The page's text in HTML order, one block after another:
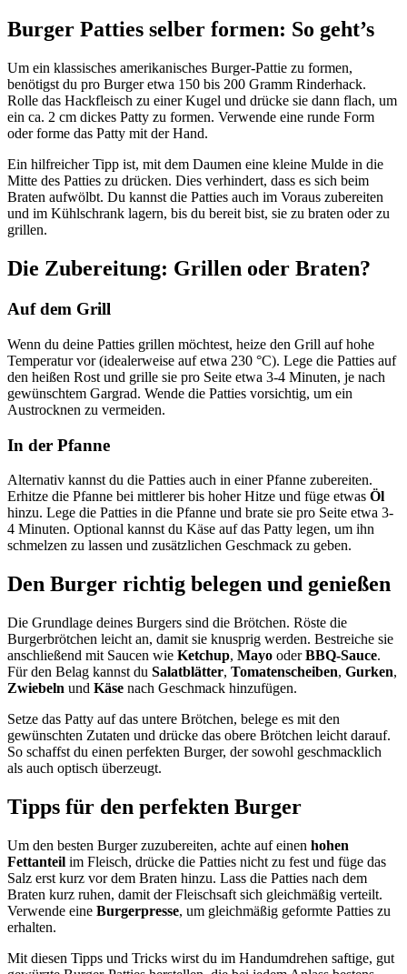
Burger Patties selber formen: So geht’s
Um ein klassisches amerikanisches Burger-Pattie zu formen,
benötigst du pro Burger etwa 150 bis 200 Gramm Rinderhack.
Rolle das Hackfleisch zu einer Kugel und drücke sie dann flach, um
ein ca. 2 cm dickes Patty zu formen. Verwende eine runde Form
oder forme das Patty mit der Hand.
Ein hilfreicher Tipp ist, mit dem Daumen eine kleine Mulde in die
Mitte des Patties zu drücken. Dies verhindert, dass es sich beim
Braten aufwölbt. Du kannst die Patties auch im Voraus zubereiten
und im Kühlschrank lagern, bis du bereit bist, sie zu braten oder zu
grillen.
Die Zubereitung: Grillen oder Braten?
Auf dem Grill
Wenn du deine Patties grillen möchtest, heize den Grill auf hohe
Temperatur vor (idealerweise auf etwa 230 °C). Lege die Patties auf
den heißen Rost und grille sie pro Seite etwa 3-4 Minuten, je nach
gewünschtem Gargrad. Wende die Patties vorsichtig, um ein
Austrocknen zu vermeiden.
In der Pfanne
Alternativ kannst du die Patties auch in einer Pfanne zubereiten.
Erhitze die Pfanne bei mittlerer bis hoher Hitze und füge etwas Öl
hinzu. Lege die Patties in die Pfanne und brate sie pro Seite etwa 3-
4 Minuten. Optional kannst du Käse auf das Patty legen, um ihn
schmelzen zu lassen und zusätzlichen Geschmack zu geben.
Den Burger richtig belegen und genießen
Die Grundlage deines Burgers sind die Brötchen. Röste die
Burgerbrötchen leicht an, damit sie knusprig werden. Bestreiche sie
anschließend mit Saucen wie Ketchup, Mayo oderBBQ-Sauce.
Für den Belag kannst du Salatblätter, Tomatenscheiben, Gurken,
Zwiebeln und Käse nach Geschmack hinzufügen.
Setze das Patty auf das untere Brötchen, belege es mit den
gewünschten Zutaten und drücke das obere Brötchen leicht darauf.
So schaffst du einen perfekten Burger, der sowohl geschmacklich
als auch optisch überzeugt.
Tipps für den perfekten Burger
Um den besten Burger zuzubereiten, achte auf einen hohen
Fettanteil im Fleisch, drücke die Patties nicht zu fest und füge das
Salz erst kurz vor dem Braten hinzu. Lass die Patties nach dem
Braten kurz ruhen, damit der Fleischsaft sich gleichmäßig verteilt.
Verwende eine Burgerpresse, um gleichmäßig geformte Patties zu
erhalten.
Mit diesen Tipps und Tricks wirst du im Handumdrehen saftige, gut